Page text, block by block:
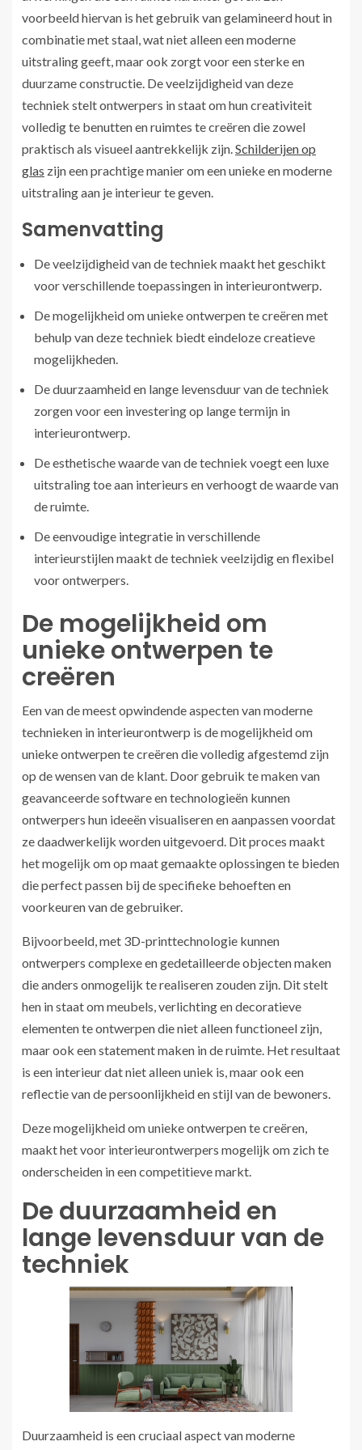
voorbeeld hiervan is het gebruik van gelamineerd hout in
combinatie met staal, wat niet alleen een moderne
uitstraling geeft, maar ook zorgt voor een sterke en
duurzame constructie. De veelzijdigheid van deze
techniek stelt ontwerpers in staat om hun creativiteit
volledig te benutten en ruimtes te creëren die zowel
praktisch als visueel aantrekkelijk zijn. Schilderijen op
glas zijn een prachtige manier om een unieke en moderne
uitstraling aan je interieur te geven.
Samenvatting
De veelzijdigheid van de techniek maakt het geschikt
voor verschillende toepassingen in interieurontwerp.
De mogelijkheid om unieke ontwerpen te creëren met
behulp van deze techniek biedt eindeloze creatieve
mogelijkheden.
De duurzaamheid en lange levensduur van de techniek
zorgen voor een investering op lange termijn in
interieurontwerp.
De esthetische waarde van de techniek voegt een luxe
uitstraling toe aan interieurs en verhoogt de waarde van
de ruimte.
De eenvoudige integratie in verschillende
interieurstijlen maakt de techniek veelzijdig en flexibel
voor ontwerpers.
De mogelijkheid om
unieke ontwerpen te
creëren
Een van de meest opwindende aspecten van moderne
technieken in interieurontwerp is de mogelijkheid om
unieke ontwerpen te creëren die volledig afgestemd zijn
op de wensen van de klant. Door gebruik te maken van
geavanceerde software en technologieën kunnen
ontwerpers hun ideeën visualiseren en aanpassen voordat
ze daadwerkelijk worden uitgevoerd. Dit proces maakt
het mogelijk om op maat gemaakte oplossingen te bieden
die perfect passen bij de specifieke behoeften en
voorkeuren van de gebruiker.
Bijvoorbeeld, met 3D-printtechnologie kunnen
ontwerpers complexe en gedetailleerde objecten maken
die anders onmogelijk te realiseren zouden zijn. Dit stelt
hen in staat om meubels, verlichting en decoratieve
elementen te ontwerpen die niet alleen functioneel zijn,
maar ook een statement maken in de ruimte. Het resultaat
is een interieur dat niet alleen uniek is, maar ook een
reflectie van de persoonlijkheid en stijl van de bewoners.
Deze mogelijkheid om unieke ontwerpen te creëren,
maakt het voor interieurontwerpers mogelijk om zich te
onderscheiden in een competitieve markt.
De duurzaamheid en
lange levensduur van de
techniek
Duurzaamheid is een cruciaal aspect van moderne